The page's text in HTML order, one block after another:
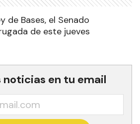
de Bases, el Senado
de este jueves
noticias en tu email